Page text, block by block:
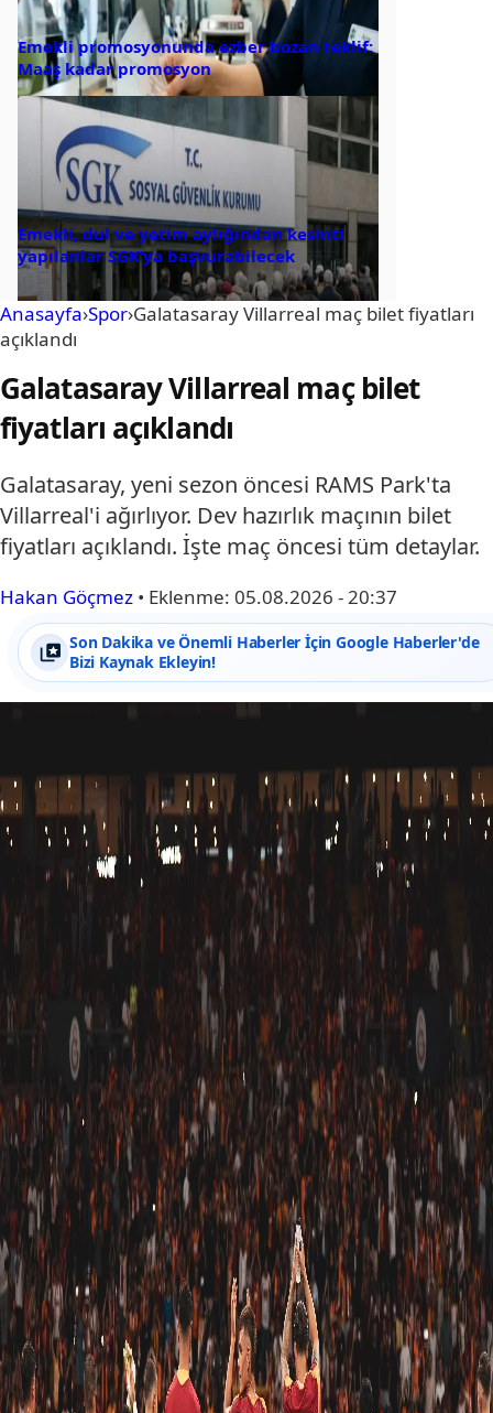
Emekli promosyonunda ezber bozan teklif:
Maaş kadar promosyon
Emekli, dul ve yetim aylığından kesinti
yapılanlar SGK’ya başvurabilecek
Anasayfa›Spor›Galatasaray Villarreal maç bilet fiyatları
açıklandı
Galatasaray Villarreal maç bilet
fiyatları açıklandı
Galatasaray, yeni sezon öncesi RAMS Park'ta
Villarreal'i ağırlıyor. Dev hazırlık maçının bilet
fiyatları açıklandı. İşte maç öncesi tüm detaylar.
Hakan Göçmez • Eklenme: 05.08.2026 - 20:37
Son Dakika ve Önemli Haberler İçin Google Haberler'de
Bizi Kaynak Ekleyin!